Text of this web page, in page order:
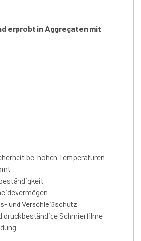
erprobt in Aggregaten mit
bei hohen Temperaturen
und Verschleißschutz
druckbeständige Schmierfilme